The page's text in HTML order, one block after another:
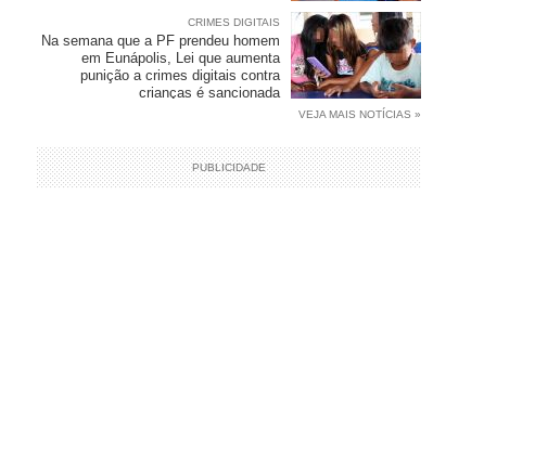
CRIMES DIGITAIS
Na semana que a PF prendeu homem
em Eunápolis, Lei que aumenta
punição a crimes digitais contra
crianças é sancionada
VEJA MAIS NOTÍCIAS »
PUBLICIDADE